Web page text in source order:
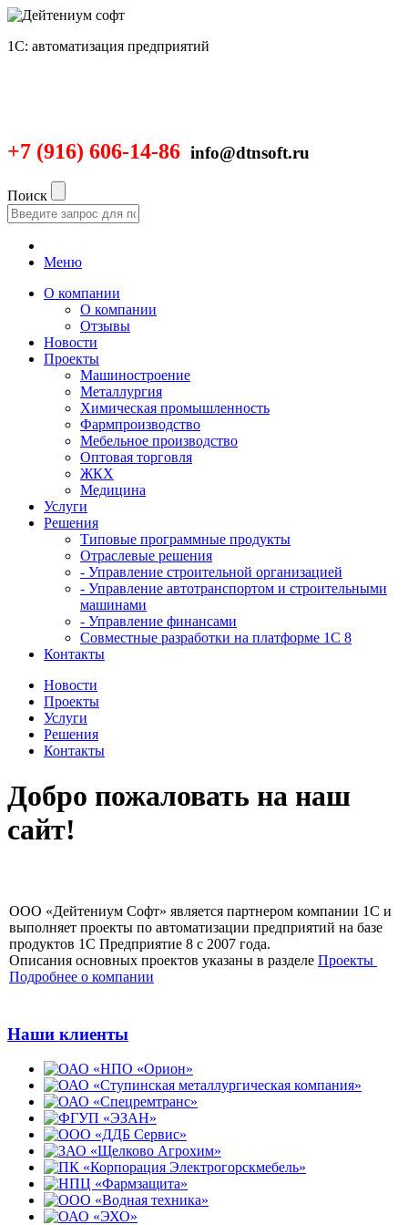
1С: автоматизация предприятий
+7 (916) 606-14-86 info@dtnsoft.ru
Поиск
Меню
О компании
О компании
Отзывы
Новости
Проекты
Машиностроение
Металлургия
Химическая промышленность
Фармпроизводство
Мебельное производство
Оптовая торговля
ЖКХ
Медицина
Услуги
Решения
Типовые программные продукты
Отраслевые решения
- Управление строительной организацией
- Управление автотранспортом и строительными
машинами
- Управление финансами
Совместные разработки на платформе 1С 8
Контакты
Новости
Проекты
Услуги
Решения
Контакты
Добро пожаловать на наш
сайт!
ООО «Дейтениум Софт» является партнером компании 1С и
выполняет проекты по автоматизации предприятий на базе
продуктов 1С Предприятие 8 с 2007 года.
Описания основных проектов указаны в разделе Проекты
Подробнее о компании
Наши клиенты